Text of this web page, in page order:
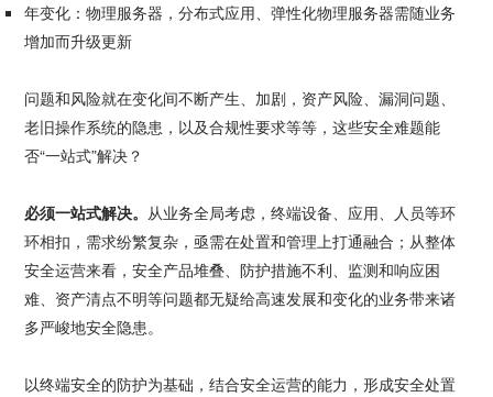
年变化：物理服务器，分布式应用、弹性化物理服务器需随业务
增加而升级更新
问题和风险就在变化间不断产生、加剧，资产风险、漏洞问题、
老旧操作系统的隐患，以及合规性要求等等，这些安全难题能
否“一站式”解决？
必须一站式解决。 从业务全局考虑，终端设备、应用、人员等环
环相扣，需求纷繁复杂，亟需在处置和管理上打通融合；从整体
安全运营来看，安全产品堆叠、防护措施不利、监测和响应困
难、资产清点不明等问题都无疑给高速发展和变化的业务带来诸
多严峻地安全隐患。
以终端安全的防护为基础，结合安全运营的能力，形成安全处置